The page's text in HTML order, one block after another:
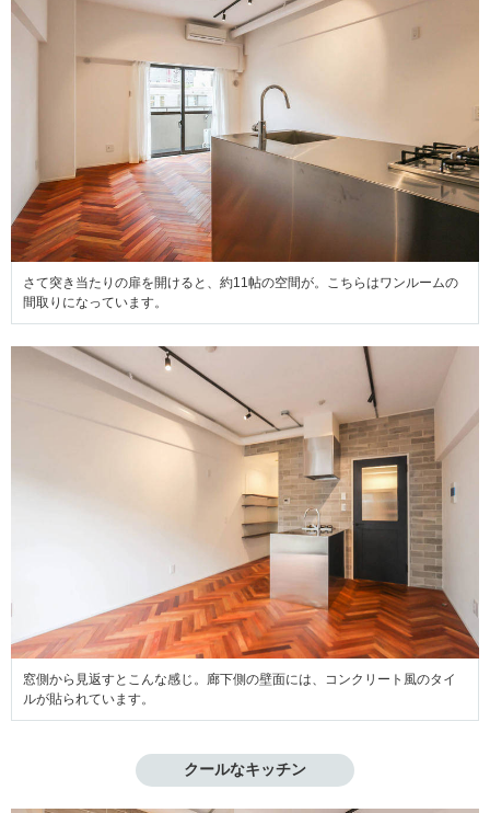
さて突き当たりの扉を開けると、約11帖の空間が。こちらはワンルームの
間取りになっています。
窓側から見返すとこんな感じ。廊下側の壁面には、コンクリート風のタイ
ルが貼られています。
クールなキッチン